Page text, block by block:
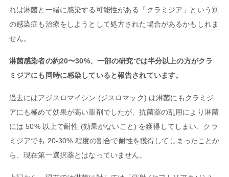
れは淋菌と一緒に感染する可能性がある「クラミジア」という別
の感染症も治療をしようとして処方された場合があるかもしれま
せん。
淋菌感染者の約20〜30%、一部の研究では半分以上の方がクラ
ミジアにも同時に感染していると報告されています。
過去にはアジスロマイシン (ジスロマック) は淋菌にもクラミジ
アにも極めて効果が高い薬剤でしたが、抗菌薬の乱用により淋菌
には 50% 以上で耐性 (効果がないこと) を獲得してしまい、クラ
ミジアでも 20-30% 程度の割合で耐性を獲得してしまったことか
ら、現在第一選択薬とはなっていません。